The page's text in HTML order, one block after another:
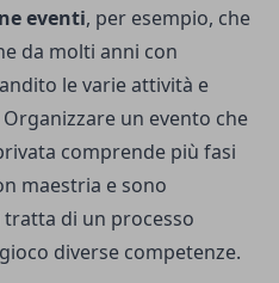
eventi, per esempio, che
da molti anni con
le varie attività e
un evento che
comprende più fasi
maestria e sono
di un processo
diverse competenze.